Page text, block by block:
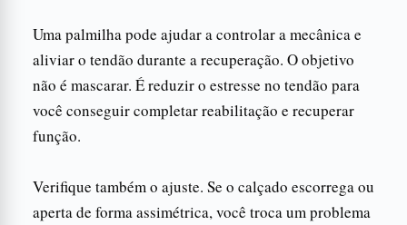
Uma palmilha pode ajudar a controlar a mecânica e
aliviar o tendão durante a recuperação. O objetivo
não é mascarar. É reduzir o estresse no tendão para
você conseguir completar reabilitação e recuperar
função.
Verifique também o ajuste. Se o calçado escorrega ou
aperta de forma assimétrica, você troca um problema